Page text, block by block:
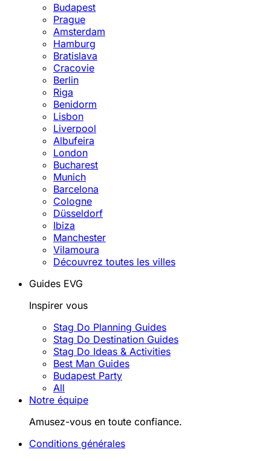
Budapest
Prague
Amsterdam
Hamburg
Bratislava
Cracovie
Berlin
Riga
Benidorm
Lisbon
Liverpool
Albufeira
London
Bucharest
Munich
Barcelona
Cologne
Düsseldorf
Ibiza
Manchester
Vilamoura
Découvrez toutes les villes
Guides EVG
Inspirer vous
Stag Do Planning Guides
Stag Do Destination Guides
Stag Do Ideas & Activities
Best Man Guides
Budapest Party
All
Notre équipe
Amusez-vous en toute confiance.
Conditions générales